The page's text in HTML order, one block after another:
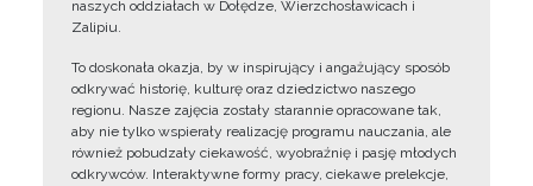
naszych oddziałach w Dołędze, Wierzchosławicach i
Zalipiu.
To doskonała okazja, by w inspirujący i angażujący sposób
odkrywać historię, kulturę oraz dziedzictwo naszego
regionu. Nasze zajęcia zostały starannie opracowane tak,
aby nie tylko wspierały realizację programu nauczania, ale
również pobudzały ciekawość, wyobraźnię i pasję młodych
odkrywców. Interaktywne formy pracy, ciekawe prelekcje,